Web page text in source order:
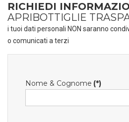
RICHIEDI
APRIBOTTIGLIE
i tuoi dati personali NON saranno
o comunicati a terzi
Nome & Cognome (*)